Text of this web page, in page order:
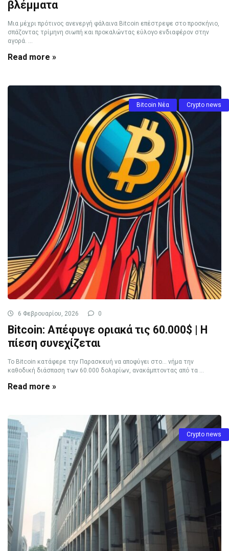
βλέμματα
Μια μέχρι πρότινος ανενεργή φάλαινα Bitcoin επέστρεψε στο προσκήνιο,
σπάζοντας τρίμηνη σιωπή και προκαλώντας εύλογο ενδιαφέρον στην
αγορά. ...
Read more »
Bitcoin Νέα Crypto news
6 Φεβρουαρίου, 2026 0
Bitcoin: Απέφυγε οριακά τις 60.000$ | Η
πίεση συνεχίζεται
Το Bitcoin κατάφερε την Παρασκευή να αποφύγει στο… νήμα την
καθοδική διάσπαση των 60.000 δολαρίων, ανακάμπτοντας από τα ...
Read more »
Crypto news